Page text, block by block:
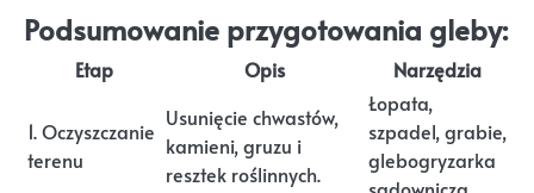
Podsumowanie przygotowania gleby:
Etap Opis Narzędzia
1. Oczyszczanie
terenu
Usunięcie chwastów,
kamieni, gruzu i
resztek roślinnych.
Łopata,
szpadel, grabie,
glebogryzarka